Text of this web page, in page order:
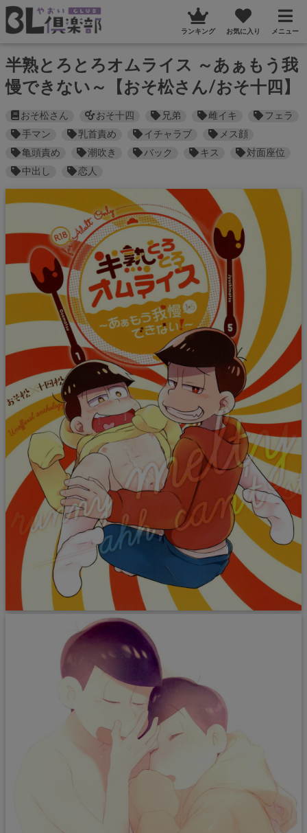
ランキング お気に入り メニュー
半熟とろとろオムライス ～あぁもう我
慢できない～【おそ松さん/おそ十四】
おそ松さん おそ十四 兄弟 雌イキ
フェラ
手マン
乳首責め イチャラブ
メス顔
亀頭責め
潮吹き バック キス
対面座位
中出し
恋人